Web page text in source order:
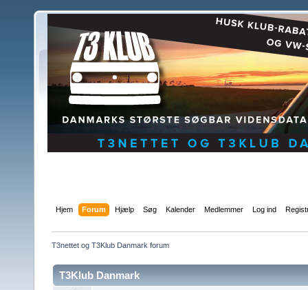
Hjem Forum Hjælp Søg Kalender Medlemmer Log ind
T3nettet og T3Klub Danmark forum
T3Klub Danmark